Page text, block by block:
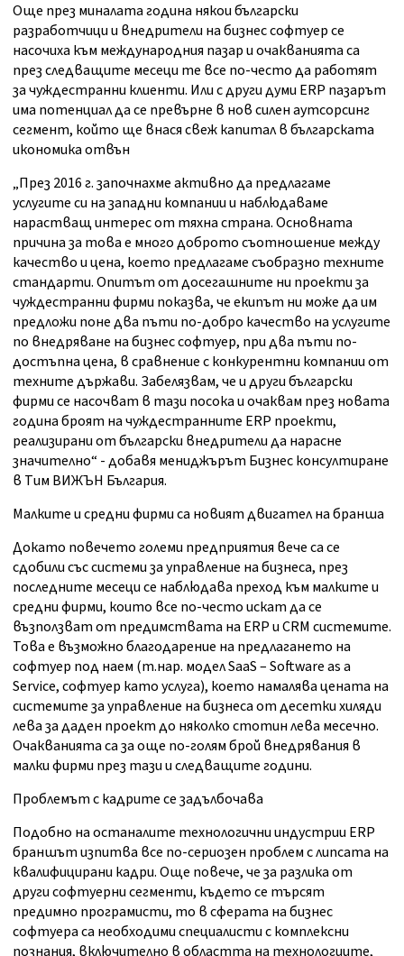
Още през миналата година някои български
разработчици и внедрители на бизнес софтуер се
насочиха към международния пазар и очакванията са
през следващите месеци те все по-често да работят
за чуждестранни клиенти. Или с други думи ERP пазарът
има потенциал да се превърне в нов силен аутсорсинг
сегмент, който ще внася свеж капитал в българската
икономика отвън
„През 2016 г. започнахме активно да предлагаме
услугите си на западни компании и наблюдаваме
нарастващ интерес от тяхна страна. Основната
причина за това е много доброто съотношение между
качество и цена, което предлагаме съобразно техните
стандарти. Опитът от досегашните ни проекти за
чуждестранни фирми показва, че екипът ни може да им
предложи поне два пъти по-добро качество на услугите
по внедряване на бизнес софтуер, при два пъти по-
достъпна цена, в сравнение с конкурентни компании от
техните държави. Забелязвам, че и други български
фирми се насочват в тази посока и очаквам през новата
година броят на чуждестранните ERP проекти,
реализирани от български внедрители да нарасне
значително“ - добавя мениджърът Бизнес консултиране
в Тим ВИЖЪН България.
Малките и средни фирми са новият двигател на бранша
Докато повечето големи предприятия вече са се
сдобили със системи за управление на бизнеса, през
последните месеци се наблюдава преход към малките и
средни фирми, които все по-често искат да се
възползват от предимствата на ERP и CRM системите.
Това е възможно благодарение на предлагането на
софтуер под наем (т.нар. модел SaaS – Software as a
Service, софтуер като услуга), което намалява цената на
системите за управление на бизнеса от десетки хиляди
лева за даден проект до няколко стотин лева месечно.
Очакванията са за още по-голям брой внедрявания в
малки фирми през тази и следващите години.
Проблемът с кадрите се задълбочава
Подобно на останалите технологични индустрии ERP
браншът изпитва все по-сериозен проблем с липсата на
квалифицирани кадри. Още повече, че за разлика от
други софтуерни сегменти, където се търсят
предимно програмисти, то в сферата на бизнес
софтуера са необходими специалисти с комплексни
познания, включително в областта на технологиите,